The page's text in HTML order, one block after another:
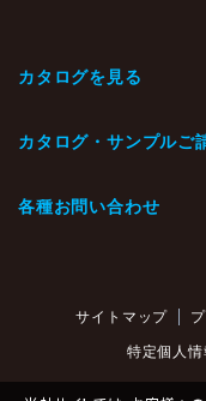
カタログを見る
カタログ・サンプルご
各種お問い合わせ
サイトマップ
特定個人